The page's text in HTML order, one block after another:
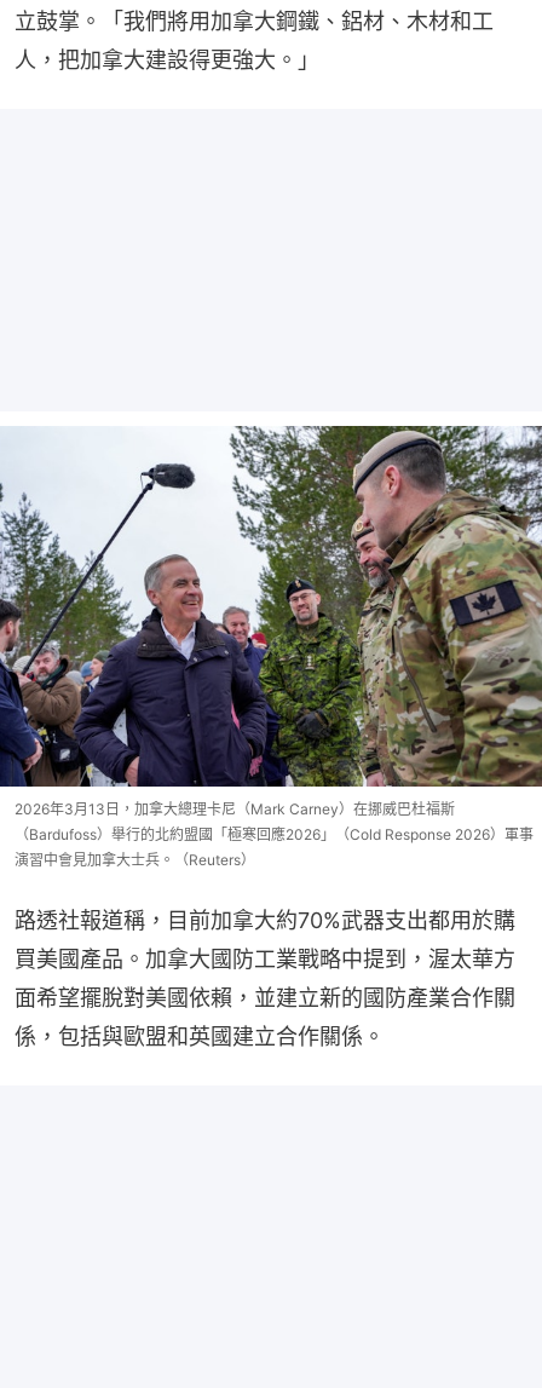
立鼓掌。「我們將用加拿大鋼鐵、鋁材、木材和工
人，把加拿大建設得更強大。」
2026年3月13日，加拿大總理卡尼（Mark Carney）在挪威巴杜福斯
（Bardufoss）舉行的北約盟國「極寒回應2026」（Cold Response 2026）軍事
演習中會見加拿大士兵。（Reuters）
路透社報道稱，目前加拿大約70%武器支出都用於購
買美國產品。加拿大國防工業戰略中提到，渥太華方
面希望擺脫對美國依賴，並建立新的國防產業合作關
係，包括與歐盟和英國建立合作關係。